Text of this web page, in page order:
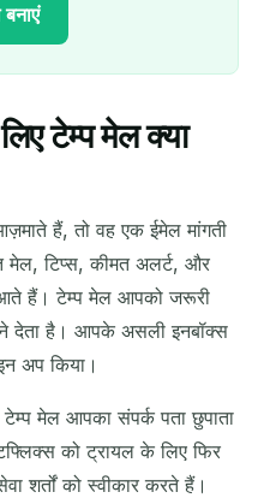
ईमेल पता:
QR
टेम्प मेल क्या
हैं, तो वह एक ईमेल मांगती
मेल, टिप्स, कीमत अलर्ट, और
हैं। टेम्प मेल आपको जरूरी
देता है। आपके असली इनबॉक्स
अप किया।
मेल आपका संपर्क पता छुपाता
को ट्रायल के लिए फिर
शर्तों को स्वीकार करते हैं।